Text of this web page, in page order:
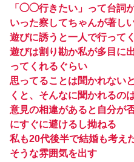
「◯◯行きたい」って台詞
いった察してちゃんが著し
遊びに誘うと一人で行って
遊びは割り勘か私が多目に
ってくれるぐらい
思ってることは聞かれない
くと、そんなに聞かれるの
意見の相違があると自分が
にすぐに避けるし拗ねる
私も20代後半で結婚も考え
そうな雰囲気を出す